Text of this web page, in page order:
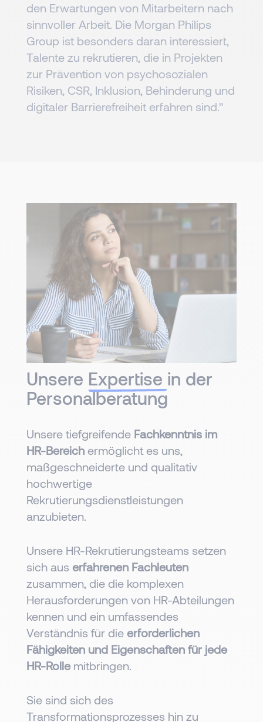
den Erwartungen von Mitarbeitern nach
sinnvoller Arbeit. Die Morgan Philips
Group ist besonders daran interessiert,
Talente zu rekrutieren, die in Projekten
zur Prävention von psychosozialen
Risiken, CSR, Inklusion, Behinderung und
digitaler Barrierefreiheit erfahren sind."
Unsere Expertise in der
Personalberatung
Unsere tiefgreifende Fachkenntnis im
HR-Bereich ermöglicht es uns,
maßgeschneiderte und qualitativ
hochwertige
Rekrutierungsdienstleistungen
anzubieten.
Unsere HR-Rekrutierungsteams setzen
sich aus erfahrenen Fachleuten
zusammen, die die komplexen
Herausforderungen von HR-Abteilungen
kennen und ein umfassendes
Verständnis für die erforderlichen
Fähigkeiten und Eigenschaften für jede
HR-Rollemitbringen.
Sie sind sich des
Transformationsprozesses hin zu